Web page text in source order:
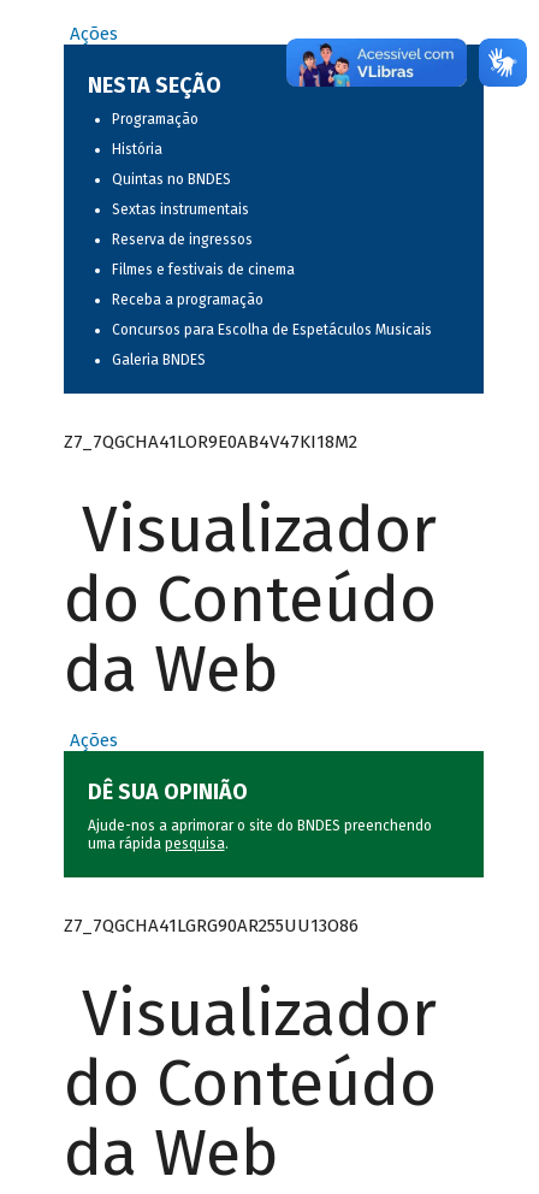
Ações
NESTA SEÇÃO
Programação
História
Quintas no BNDES
Sextas instrumentais
Reserva de ingressos
Filmes e festivais de cinema
Receba a programação
Concursos para Escolha de Espetáculos Musicais
Galeria BNDES
Z7_7QGCHA41LOR9E0AB4V47KI18M2
Visualizador
do Conteúdo
da Web
Ações
DÊ SUA OPINIÃO
Ajude-nos a aprimorar o site do BNDES preenchendo
uma rápida pesquisa.
Z7_7QGCHA41LGRG90AR255UU13O86
Visualizador
do Conteúdo
da Web